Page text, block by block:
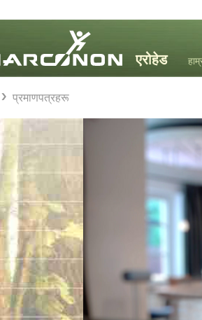
⨯
प्रमाणपत्रहरू
प्रमाणपत्रहरू